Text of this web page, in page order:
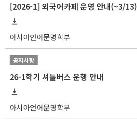
[2026-1] 외국어카페 운영 안내(~3/13)
아시아언어문명학부
공지사항
26-1학기 셔틀버스 운행 안내
아시아언어문명학부